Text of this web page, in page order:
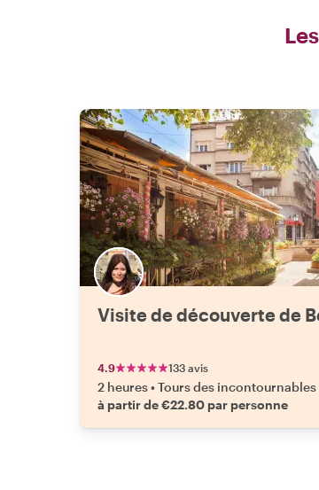
Visite de découverte de
4.9 133 avis
2 heures•Tours des incontournables
à partir de €22.80 par personne